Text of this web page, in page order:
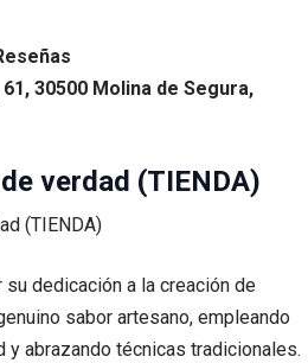
30500 Molina de Segura,
verdad (TIENDA)
dedicación a la creación de
sabor artesano, empleando
y abrazando técnicas tradicionales.